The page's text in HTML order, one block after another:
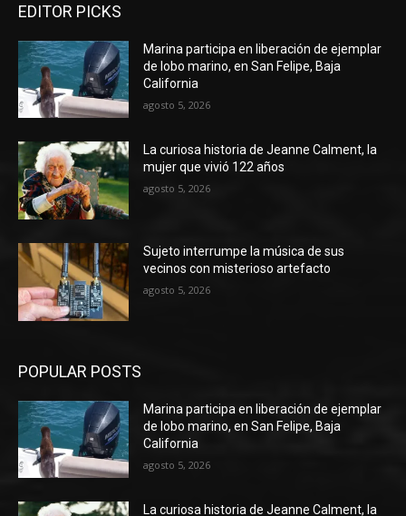
EDITOR PICKS
Marina participa en liberación de ejemplar
de lobo marino, en San Felipe, Baja
California
agosto 5, 2026
La curiosa historia de Jeanne Calment, la
mujer que vivió 122 años
agosto 5, 2026
Sujeto interrumpe la música de sus
vecinos con misterioso artefacto
agosto 5, 2026
POPULAR POSTS
Marina participa en liberación de ejemplar
de lobo marino, en San Felipe, Baja
California
agosto 5, 2026
La curiosa historia de Jeanne Calment, la